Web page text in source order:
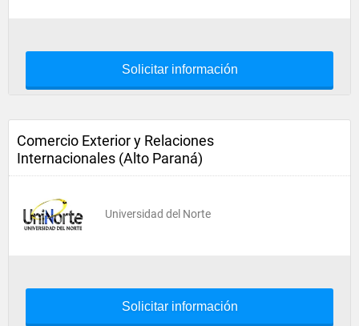
Solicitar información
Comercio Exterior y Relaciones
Internacionales (Alto Paraná)
Universidad del Norte
Solicitar información